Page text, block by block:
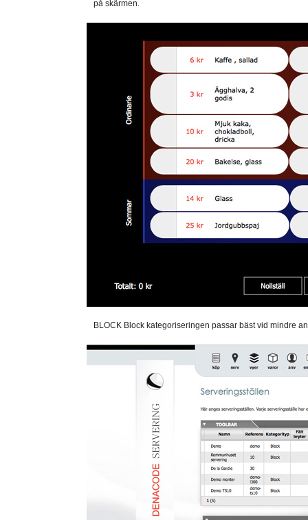
på skärmen.
BLOCK Block kategoriseringen passar bäst vid mindre